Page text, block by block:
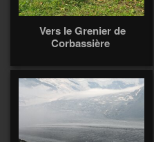
Vers le Grenier de
Corbassière